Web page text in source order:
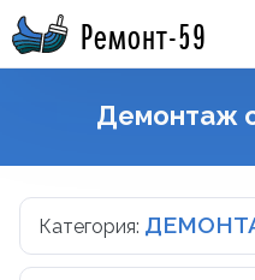
Ремонт-59
Демонтаж
Категория: